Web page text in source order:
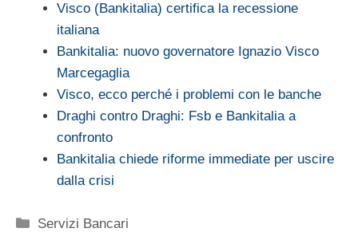
Visco (Bankitalia) certifica la recessione
italiana
Bankitalia: nuovo governatore Ignazio Visco
Marcegaglia
Visco, ecco perché i problemi con le banche
Draghi contro Draghi: Fsb e Bankitalia a
confronto
Bankitalia chiede riforme immediate per uscire
dalla crisi
Categorie
Servizi Bancari